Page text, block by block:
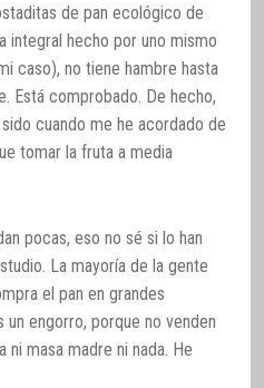
de pan ecológico de
integral hecho por uno mismo
caso), no tiene hambre hasta
Está comprobado. De hecho,
cuando me he acordado de
tomar la fruta a media
pocas, eso no sé si lo han
La mayoría de la gente
el pan en grandes
un engorro, porque no venden
ni masa madre ni nada. He